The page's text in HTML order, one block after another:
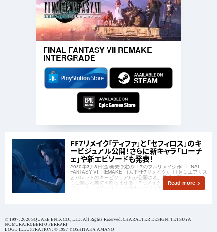
FINAL FANTASY VII REMAKE
INTERGRADE
FF7リメイク「ティファ」と「セフィロス」のキ
ービジュアル公開！さらに新キャラ「ローチ
ェ」や新エピソードも発表！
2020年3月3日(金)発売予定のFF7のフルリメイク作「FINAL
FANTASY VII REMAKE」(以下FF7リメイク)、11月にエアリス
とバレットのキービジュアルが公開され、最近は新トレーラー
も公開され期待を膨らませるFF7リメイクですが、今回「ティ
ファ」と「セフィロス」の新キービジュアルが公開されまし
Read more
© 1997, 2020 SQUARE ENIX CO., LTD. All Rights Reserved. CHARACTER DESIGN: TETSUYA
NOMURA/ROBERTO FERRARI
LOGO ILLUSTRATION: © 1997 YOSHITAKA AMANO